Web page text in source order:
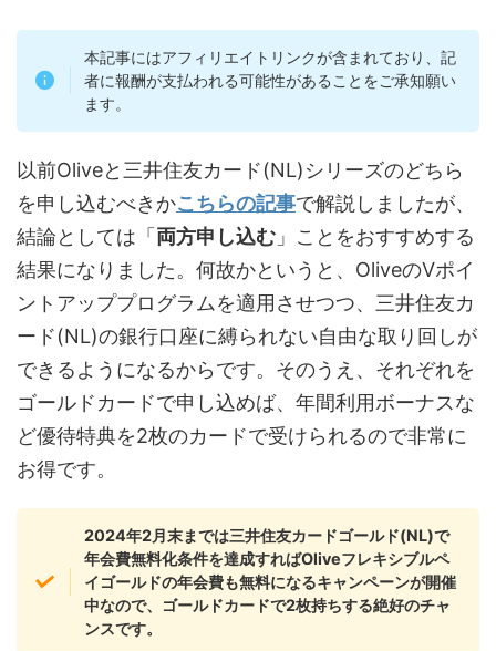
本記事にはアフィリエイトリンクが含まれており、記
者に報酬が支払われる可能性があることをご承知願い
ます。
以前Oliveと三井住友カード(NL)シリーズのどちら
を申し込むべきかこちらの記事で解説しましたが、
結論としては「両方申し込む 」ことをおすすめする
結果になりました。何故かというと、OliveのVポイ
ントアッププログラムを適用させつつ、三井住友カ
ード(NL)の銀行口座に縛られない自由な取り回しが
できるようになるからです。そのうえ、それぞれを
ゴールドカードで申し込めば、年間利用ボーナスな
ど優待特典を2枚のカードで受けられるので非常に
お得です。
2024年2月末までは三井住友カードゴールド(NL)で
年会費無料化条件を達成すればOliveフレキシブルペ
イゴールドの年会費も無料になるキャンペーンが開催
中なので、ゴールドカードで2枚持ちする絶好のチャ
ンスです。